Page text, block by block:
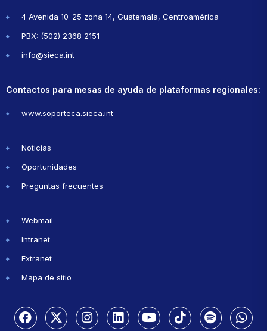
4 Avenida 10-25 zona 14, Guatemala, Centroamérica
PBX: (502) 2368 2151
info@sieca.int
Contactos para mesas de ayuda de plataformas regionales:
www.soporteca.sieca.int
Noticias
Oportunidades
Preguntas frecuentes
Webmail
Intranet
Extranet
Mapa de sitio